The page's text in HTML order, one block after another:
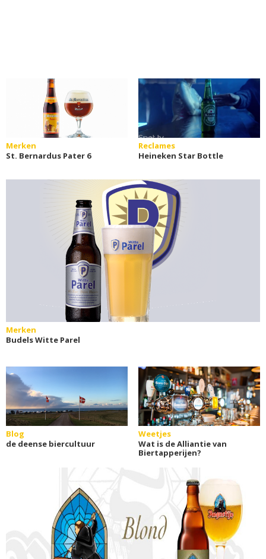
Merken
St. Bernardus Pater 6
Reclames
Heineken Star Bottle
Merken
Budels Witte Parel
Blog
de deense biercultuur
Weetjes
Wat is de Alliantie van
Biertapperijen?